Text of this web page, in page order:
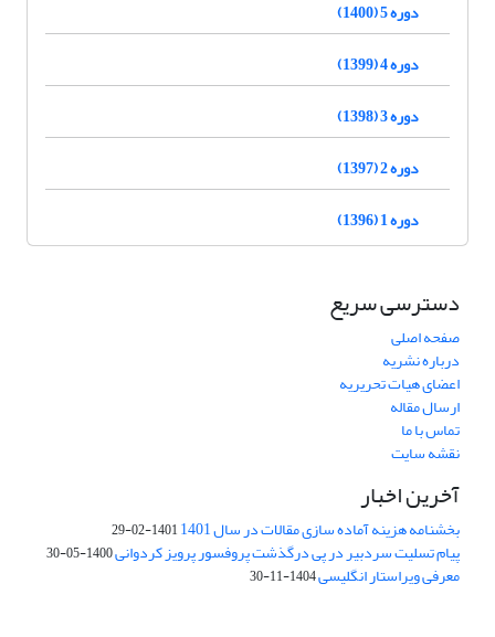
دوره 5 (1400)
دوره 4 (1399)
دوره 3 (1398)
دوره 2 (1397)
دوره 1 (1396)
دسترسی سریع
صفحه اصلی
درباره نشریه
اعضای هیات تحریریه
ارسال مقاله
تماس با ما
نقشه سایت
آخرین اخبار
بخشنامه هزینه آماده سازی مقالات در سال 1401 1401-02-29
پیام تسلیت سردبیر در پی درگذشت پروفسور پرویز کردوانی1400-05-30
معرفی ویراستار انگلیسی1404-11-30